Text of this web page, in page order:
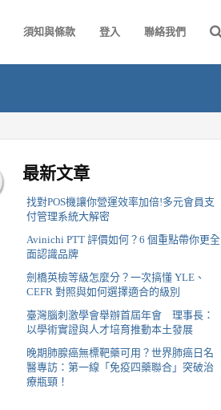
須知與條款 登入 聯絡我們
最新文章
找對POS機讓你營運效率加倍!多元會員支
付管理系統大解密
Avinichi PTT 評價如何？6 個重點帶你更全
面認識品牌
劍橋英檢等級怎麼分？一次搞懂 YLE、
CEFR 對照與如何選擇適合的級別
臺灣腦刺激學會舉辦首屆年會 理事長：
以學術實證與人才培育推動本土發展
晚期肺腺癌無標靶藥可用？世界肺癌日名
醫專訪：第一線「免疫四藥聯合」突破治
療瓶頸！